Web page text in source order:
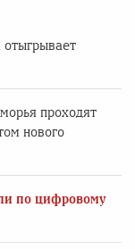
проходят
нового
по цифровому